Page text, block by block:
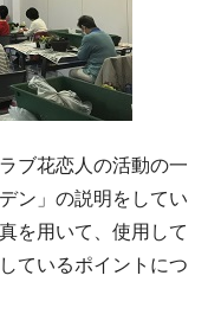
ブ花恋人の活動の一
ン」の説明をしてい
を用いて、使用して
ているポイントにつ